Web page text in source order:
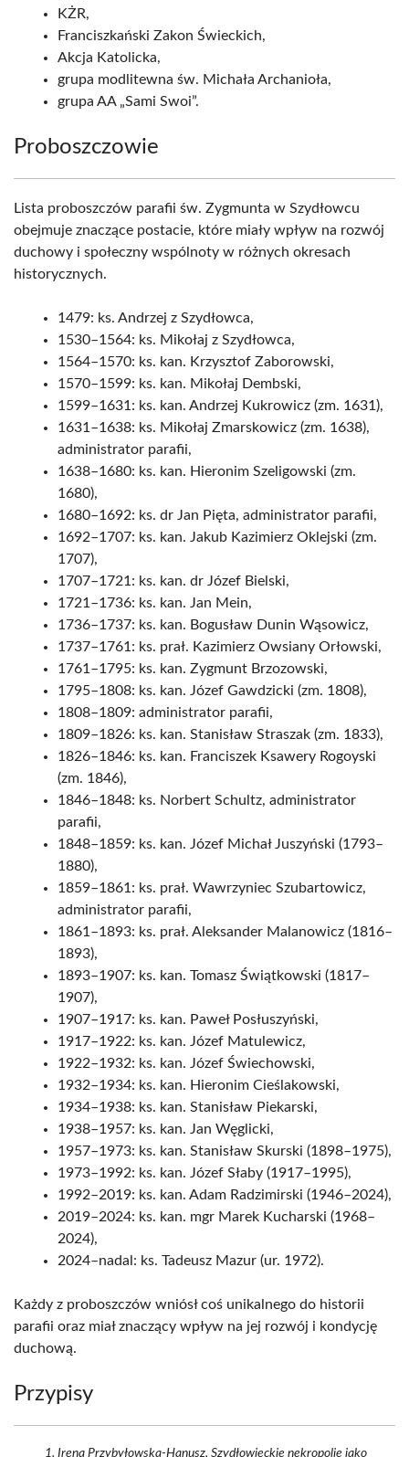
KŻR,
Franciszkański Zakon Świeckich,
Akcja Katolicka,
grupa modlitewna św. Michała Archanioła,
grupa AA „Sami Swoi”.
Proboszczowie
Lista proboszczów parafii św. Zygmunta w Szydłowcu
obejmuje znaczące postacie, które miały wpływ na rozwój
duchowy i społeczny wspólnoty w różnych okresach
historycznych.
1479: ks. Andrzej z Szydłowca,
1530–1564: ks. Mikołaj z Szydłowca,
1564–1570: ks. kan. Krzysztof Zaborowski,
1570–1599: ks. kan. Mikołaj Dembski,
1599–1631: ks. kan. Andrzej Kukrowicz (zm. 1631),
1631–1638: ks. Mikołaj Zmarskowicz (zm. 1638),
administrator parafii,
1638–1680: ks. kan. Hieronim Szeligowski (zm.
1680),
1680–1692: ks. dr Jan Pięta, administrator parafii,
1692–1707: ks. kan. Jakub Kazimierz Oklejski (zm.
1707),
1707–1721: ks. kan. dr Józef Bielski,
1721–1736: ks. kan. Jan Mein,
1736–1737: ks. kan. Bogusław Dunin Wąsowicz,
1737–1761: ks. prał. Kazimierz Owsiany Orłowski,
1761–1795: ks. kan. Zygmunt Brzozowski,
1795–1808: ks. kan. Józef Gawdzicki (zm. 1808),
1808–1809: administrator parafii,
1809–1826: ks. kan. Stanisław Straszak (zm. 1833),
1826–1846: ks. kan. Franciszek Ksawery Rogoyski
(zm. 1846),
1846–1848: ks. Norbert Schultz, administrator
parafii,
1848–1859: ks. kan. Józef Michał Juszyński (1793–
1880),
1859–1861: ks. prał. Wawrzyniec Szubartowicz,
administrator parafii,
1861–1893: ks. prał. Aleksander Malanowicz (1816–
1893),
1893–1907: ks. kan. Tomasz Świątkowski (1817–
1907),
1907–1917: ks. kan. Paweł Posłuszyński,
1917–1922: ks. kan. Józef Matulewicz,
1922–1932: ks. kan. Józef Świechowski,
1932–1934: ks. kan. Hieronim Cieślakowski,
1934–1938: ks. kan. Stanisław Piekarski,
1938–1957: ks. kan. Jan Węglicki,
1957–1973: ks. kan. Stanisław Skurski (1898–1975),
1973–1992: ks. kan. Józef Słaby (1917–1995),
1992–2019: ks. kan. Adam Radzimirski (1946–2024),
2019–2024: ks. kan. mgr Marek Kucharski (1968–
2024),
2024–nadal: ks. Tadeusz Mazur (ur. 1972).
Każdy z proboszczów wniósł coś unikalnego do historii
parafii oraz miał znaczący wpływ na jej rozwój i kondycję
duchową.
Przypisy
Irena Przybyłowska-Hanusz, Szydłowieckie nekropolie jako